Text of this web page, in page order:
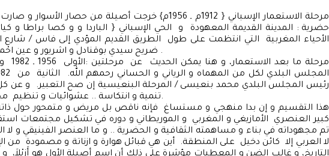
حضرية : المدينة القديمة المعهودة و الحي الإسباني { الباردا و و كصا براطا و
الأحياء المغربية التي انتظمت على طول الطريق القديم المؤدي إلى فاس /
ضريح سيدي بوقنادل و اشريور و عين احْمر و دُوار مورج بوطيب .
رئيس المجلس البلدي محمد بنعيسى / المرحلة البنعيسية إن صح التعبير. و عن
تنمية و انتكاسة .. عشوائيات و تنظيم محكم للمجال الزيلاشي.
هذا التقسيم و إن بدا منهجي و مستساغ فإنه ناقص بل مريض و متمحور حول
كبير العنصري الأمازيغي و المغربي و الموريطاني و دوره في تشكيل مجتمعات
تم مجهوداته في بناء و مساهمته الثقافية و الحضرية .. و ما العنصر الفينيقي و لا
لا العربي إلا كائن دخيل على المنطقة. أين هي قبائل هوارة و ازناتة و مصمودة من